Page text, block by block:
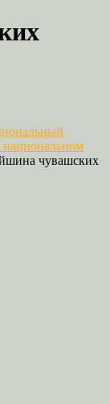
чувашских